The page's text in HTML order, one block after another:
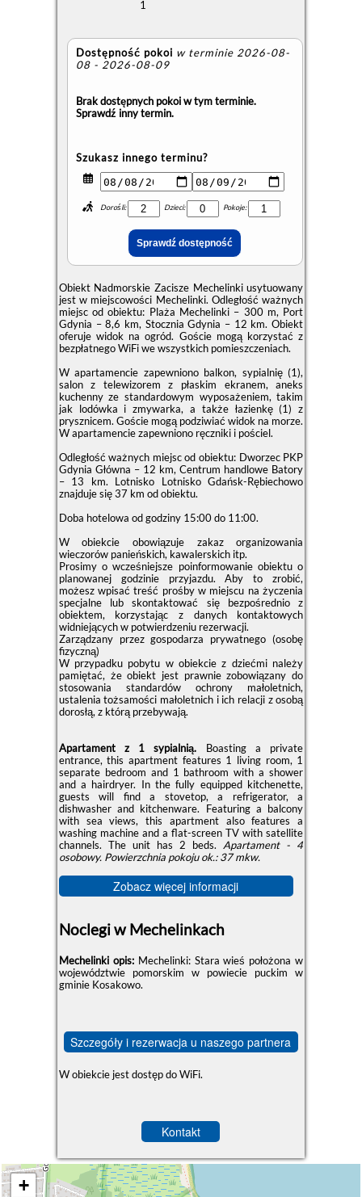
1
Dostępność pokoi w terminie 2026-08-
08 - 2026-08-09
Brak dostępnych pokoi w tym terminie.
Sprawdź inny termin.
Szukasz innego terminu?
Dorośli: Dzieci: Pokoje:
Obiekt Nadmorskie Zacisze Mechelinki usytuowany
jest w miejscowości Mechelinki. Odległość ważnych
miejsc od obiektu: Plaża Mechelinki – 300 m, Port
Gdynia – 8,6 km, Stocznia Gdynia – 12 km. Obiekt
oferuje widok na ogród. Goście mogą korzystać z
bezpłatnego WiFi we wszystkich pomieszczeniach.
W apartamencie zapewniono balkon, sypialnię (1),
salon z telewizorem z płaskim ekranem, aneks
kuchenny ze standardowym wyposażeniem, takim
jak lodówka i zmywarka, a także łazienkę (1) z
prysznicem. Goście mogą podziwiać widok na morze.
W apartamencie zapewniono ręczniki i pościel.
Odległość ważnych miejsc od obiektu: Dworzec PKP
Gdynia Główna – 12 km, Centrum handlowe Batory
– 13 km. Lotnisko Lotnisko Gdańsk-Rębiechowo
znajduje się 37 km od obiektu.
Doba hotelowa od godziny 15:00do 11:00.
W obiekcie obowiązuje zakaz organizowania
wieczorów panieńskich, kawalerskich itp.
Prosimy o wcześniejsze poinformowanie obiektu o
planowanej godzinie przyjazdu. Aby to zrobić,
możesz wpisać treść prośby w miejscu na życzenia
specjalne lub skontaktować się bezpośrednio z
obiektem, korzystając z danych kontaktowych
widniejących w potwierdzeniu rezerwacji.
Zarządzany przez gospodarza prywatnego (osobę
fizyczną)
W przypadku pobytu w obiekcie z dziećmi należy
pamiętać, że obiekt jest prawnie zobowiązany do
stosowania standardów ochrony małoletnich,
ustalenia tożsamości małoletnich i ich relacji z osobą
dorosłą, z którą przebywają.
Apartament z 1 sypialnią. Boasting a private
entrance, this apartment features 1 living room, 1
separate bedroom and 1 bathroom with a shower
and a hairdryer. In the fully equipped kitchenette,
guests will find a stovetop, a refrigerator, a
dishwasher and kitchenware. Featuring a balcony
with sea views, this apartment also features a
washing machine and a flat-screen TV with satellite
channels. The unit has 2 beds. Apartament - 4
osobowy. Powierzchnia pokoju ok.: 37 mkw.
Zobacz więcej informacji
Noclegi w Mechelinkach
Mechelinki opis: Mechelinki: Stara wieś położona w
województwie pomorskim w powiecie puckim w
gminie Kosakowo.
Szczegóły i rezerwacja u naszego partnera
W obiekcie jest dostęp do WiFi.
Kontakt
+